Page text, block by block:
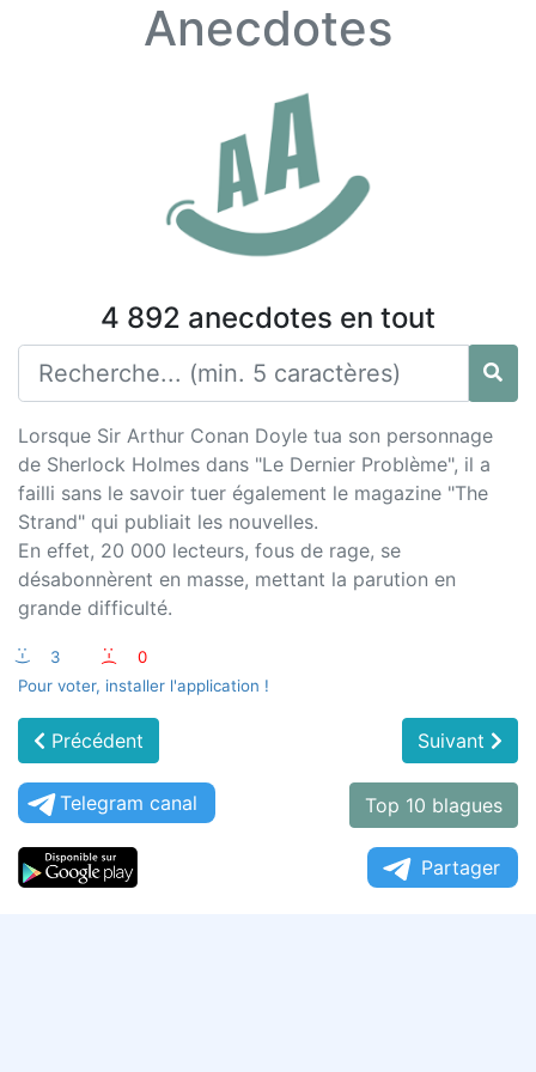
Anecdotes
4 892 anecdotes en tout
Lorsque Sir Arthur Conan Doyle tua son personnage
de Sherlock Holmes dans "Le Dernier Problème", il a
failli sans le savoir tuer également le magazine "The
Strand" qui publiait les nouvelles.
En effet, 20 000 lecteurs, fous de rage, se
désabonnèrent en masse, mettant la parution en
grande difficulté.
:-) 3 :-(
0
Pour voter, installer l'application !
Précédent Suivant
Telegram canal Top 10 blagues
Partager